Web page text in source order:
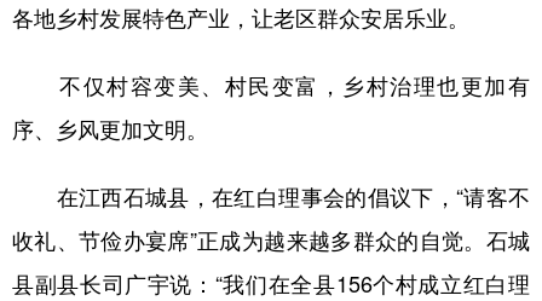
各地乡村发展特色产业，让老区群众安居乐业。
不仅村容变美、村民变富，乡村治理也更加有
序、乡风更加文明。
在江西石城县，在红白理事会的倡议下，“请客不
收礼、节俭办宴席”正成为越来越多群众的自觉。石城
县副县长司广宇说：“我们在全县156个村成立红白理